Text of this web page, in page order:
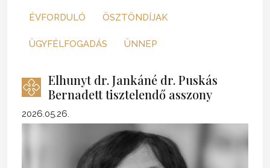
ÉVFORDULÓ ÖSZTÖNDÍJAK
ÜGYFÉLFOGADÁS ÜNNEP
Elhunyt dr. Jankáné dr. Puskás
Bernadett tisztelendő asszony
2026.05.26.